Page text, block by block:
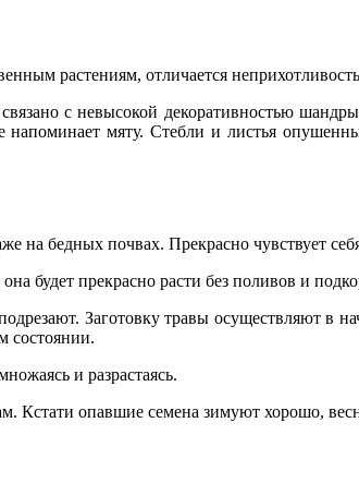
растениям, отличается
с невысокой декоративностью
мяту. Стебли и листья
на бедных почвах. Прекрасно чувствует
будет прекрасно расти без поливов и
Заготовку травы осуществляют в
состоянии.
и разрастаясь.
Кстати опавшие семена зимуют хорошо,